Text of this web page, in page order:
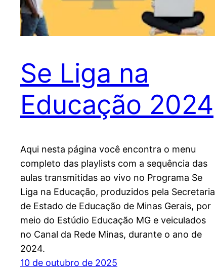
Se Liga na
Educação 2024
Aqui nesta página você encontra o menu
completo das playlists com a sequência das
aulas transmitidas ao vivo no Programa Se
Liga na Educação, produzidos pela Secretaria
de Estado de Educação de Minas Gerais, por
meio do Estúdio Educação MG e veiculados
no Canal da Rede Minas, durante o ano de
2024.
10 de outubro de 2025